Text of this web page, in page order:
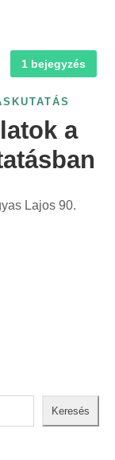
1 bejegyzés
a
Lajos 90.
Keresés